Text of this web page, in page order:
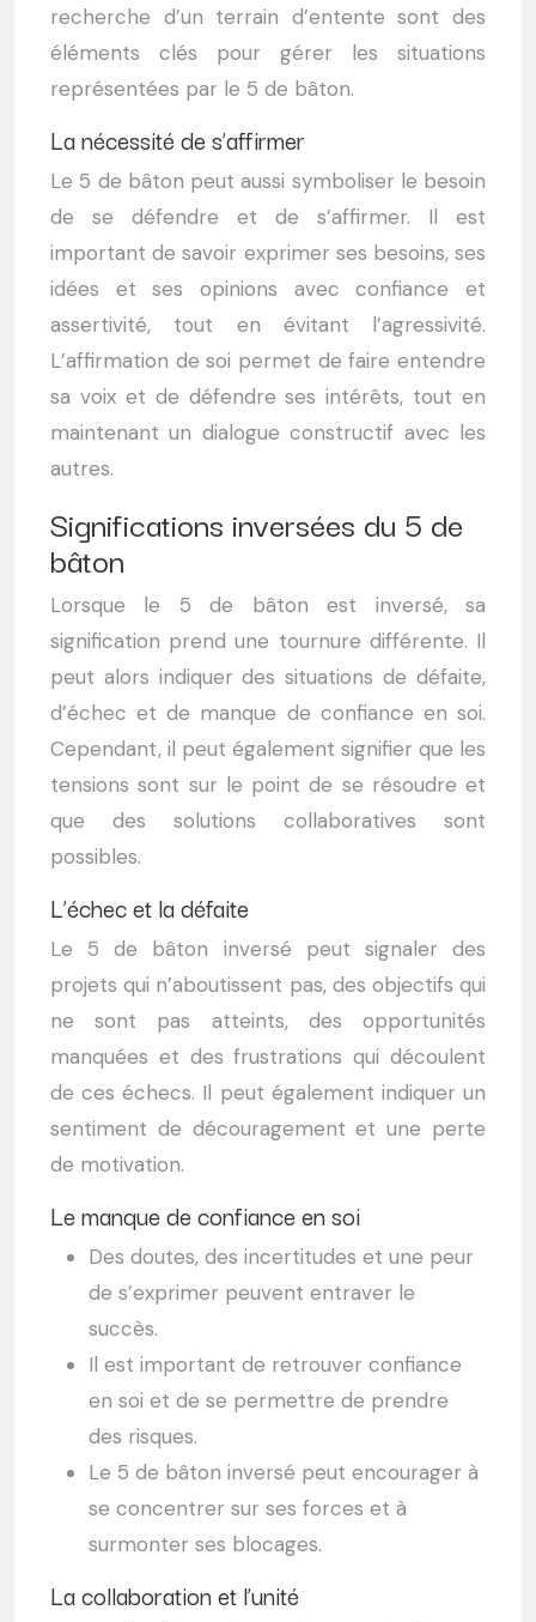
recherche d’un terrain d’entente sont des
éléments clés pour gérer les situations
représentées par le 5 de bâton.
La nécessité de s’affirmer
Le 5 de bâton peut aussi symboliser le besoin
de se défendre et de s’affirmer. Il est
important de savoir exprimer ses besoins, ses
idées et ses opinions avec confiance et
assertivité, tout en évitant l’agressivité.
L’affirmation de soi permet de faire entendre
sa voix et de défendre ses intérêts, tout en
maintenant un dialogue constructif avec les
autres.
Significations inversées du 5 de
bâton
Lorsque le 5 de bâton est inversé, sa
signification prend une tournure différente. Il
peut alors indiquer des situations de défaite,
d’échec et de manque de confiance en soi.
Cependant, il peut également signifier que les
tensions sont sur le point de se résoudre et
que des solutions collaboratives sont
possibles.
L’échec et la défaite
Le 5 de bâton inversé peut signaler des
projets qui n’aboutissent pas, des objectifs qui
ne sont pas atteints, des opportunités
manquées et des frustrations qui découlent
de ces échecs. Il peut également indiquer un
sentiment de découragement et une perte
de motivation.
Le manque de confiance en soi
Des doutes, des incertitudes et une peur
de s’exprimer peuvent entraver le
succès.
Il est important de retrouver confiance
en soi et de se permettre de prendre
des risques.
Le 5 de bâton inversé peut encourager à
se concentrer sur ses forces et à
surmonter ses blocages.
La collaboration et l’unité